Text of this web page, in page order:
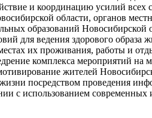
и координацию усилий всех
области, органов
образований Новосибирской
для ведения здорового образа
их проживания, работы и
комплекса мероприятий на
жителей
посредством проведения
с использованием